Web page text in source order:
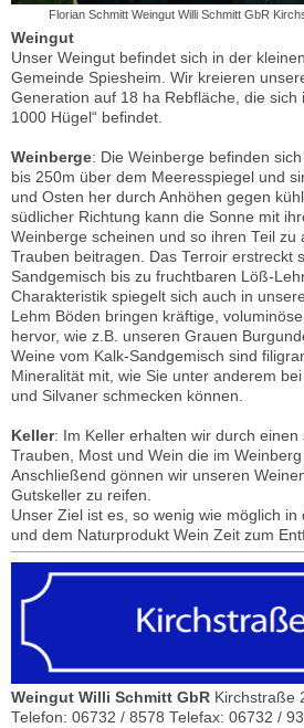
Florian Schmitt Weingut Willi Schmitt GbR
Weingut
Unser Weingut befindet sich in der
Gemeinde Spiesheim. Wir kreieren
Generation auf 18 ha Rebfläche, die sich
1000 Hügel“ befindet.
Weinberge: Die Weinberge befinden
bis 250m über dem Meeresspiegel und
und Osten her durch Anhöhen gegen
südlicher Richtung kann die Sonne mit
Weinberge scheinen und so ihren Teil zu
Trauben beitragen. Das Terroir erstreckt
Sandgemisch bis zu fruchtbaren Löß-
Charakteristik spiegelt sich auch in
Lehm Böden bringen kräftige,
hervor, wie z.B. unseren Grauen
Weine vom Kalk-Sandgemisch sind
Mineralität mit, wie Sie unter anderem
und Silvaner schmecken können.
Keller: Im Keller erhalten wir durch
Trauben, Most und Wein die im
Anschließend gönnen wir unseren
Gutskeller zu reifen.
Unser Ziel ist es, so wenig wie möglich
und dem Naturprodukt Wein Zeit zum
Weingut Willi Schmitt GbR Kirchstraße
Telefon: 06732 / 8578 Telefax: 06732 /